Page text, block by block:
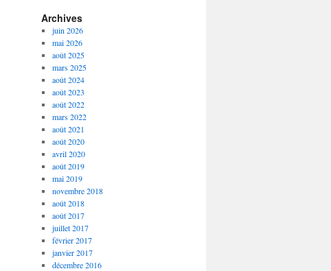
Archives
juin 2026
mai 2026
août 2025
mars 2025
août 2024
août 2023
août 2022
mars 2022
août 2021
août 2020
avril 2020
août 2019
mai 2019
novembre 2018
août 2018
août 2017
juillet 2017
février 2017
janvier 2017
décembre 2016